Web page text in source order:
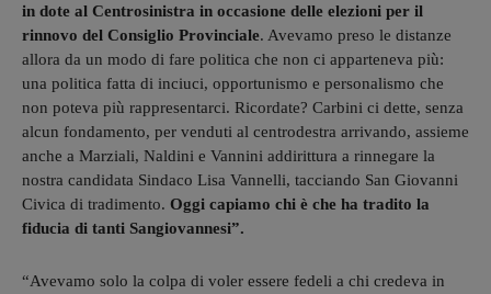
in dote al Centrosinistra in occasione delle elezioni per il
rinnovo del Consiglio Provinciale. Avevamo preso le distanze
allora da un modo di fare politica che non ci apparteneva più:
una politica fatta di inciuci, opportunismo e personalismo che
non poteva più rappresentarci. Ricordate? Carbini ci dette, senza
alcun fondamento, per venduti al centrodestra arrivando, assieme
anche a Marziali, Naldini e Vannini addirittura a rinnegare la
nostra candidata Sindaco Lisa Vannelli, tacciando San Giovanni
Civica di tradimento. Oggi capiamo chi è che ha tradito la
fiducia di tanti Sangiovannesi”.
“Avevamo solo la colpa di voler essere fedeli a chi credeva in